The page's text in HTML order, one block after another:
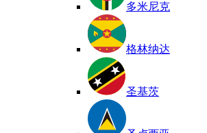
多米尼克
格林纳达
圣基茨